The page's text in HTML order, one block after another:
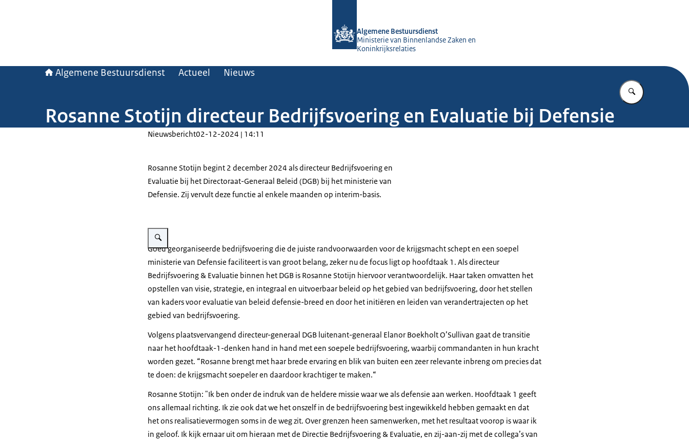
Algemene Bestuursdienst
Ministerie van Binnenlandse Zaken en
Koninkrijksrelaties
Algemene Bestuursdienst Actueel Nieuws
Vul in wat u
Rosanne Stotijn directeur Bedrijfsvoering en Evaluatie bij Defensie
Nieuwsbericht02-12-2024 | 14:11
Rosanne Stotijn begint 2 december 2024 als directeur Bedrijfsvoering en
Evaluatie bij het Directoraat-Generaal Beleid (DGB) bij het ministerie van
Defensie. Zij vervult deze functie al enkele maanden op interim-basis.
Vergroot afbeelding Rosanne Stotijn
Goed georganiseerde bedrijfsvoering die de juiste randvoorwaarden voor de krijgsmacht schept en een soepel
ministerie van Defensie faciliteert is van groot belang, zeker nu de focus ligt op hoofdtaak 1. Als directeur
Bedrijfsvoering & Evaluatie binnen het DGB is Rosanne Stotijn hiervoor verantwoordelijk. Haar taken omvatten het
opstellen van visie, strategie, en integraal en uitvoerbaar beleid op het gebied van bedrijfsvoering, door het stellen
van kaders voor evaluatie van beleid defensie-breed en door het initiëren en leiden van verandertrajecten op het
gebied van bedrijfsvoering.
Volgens plaatsvervangend directeur-generaal DGB luitenant-generaal Elanor Boekholt O’Sullivan gaat de transitie
naar het hoofdtaak-1-denken hand in hand met een soepele bedrijfsvoering, waarbij commandanten in hun kracht
worden gezet. “Rosanne brengt met haar brede ervaring en blik van buiten een zeer relevante inbreng om precies dat
te doen: de krijgsmacht soepeler en daardoor krachtiger te maken.“
Rosanne Stotijn: "Ik ben onder de indruk van de heldere missie waar we als defensie aan werken. Hoofdtaak 1 geeft
ons allemaal richting. Ik zie ook dat we het onszelf in de bedrijfsvoering best ingewikkeld hebben gemaakt en dat
het ons realisatievermogen soms in de weg zit. Over grenzen heen samenwerken, met het resultaat voorop is waar ik
in geloof. Ik kijk ernaar uit om hieraan met de Directie Bedrijfsvoering & Evaluatie, en zij-aan-zij met de collega’s van